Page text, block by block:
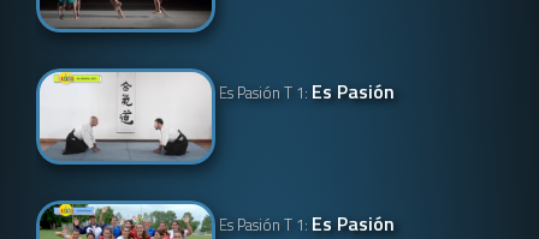
Es Pasión T 1: Es Pasión
Es Pasión T 1: Es Pasión